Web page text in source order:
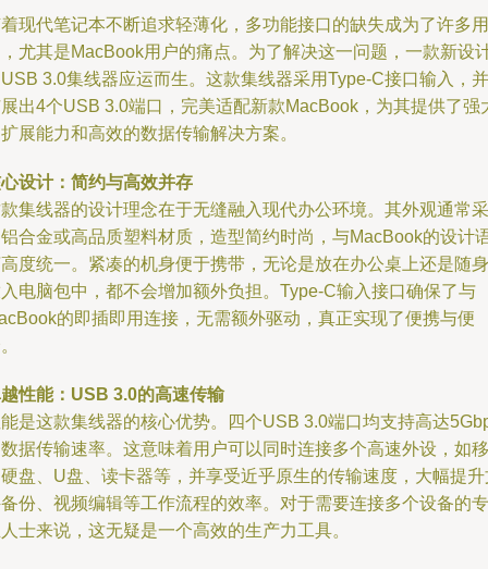
现代笔记本不断追求轻薄化，多功能接口的缺失成为了许多用
尤其是MacBook用户的痛点。为了解决这一问题，一款新设
3.0集线器应运而生。这款集线器采用Type-C接口输入，并
出4个USB 3.0端口，完美适配新款MacBook，为其提供了强
展能力和高效的数据传输解决方案。
设计：简约与高效并存
集线器的设计理念在于无缝融入现代办公环境。其外观通常采
合金或高品质塑料材质，造型简约时尚，与MacBook的设计
度统一。紧凑的机身便于携带，无论是放在办公桌上还是随身
电脑包中，都不会增加额外负担。Type-C输入接口确保了与
的即插即用连接，无需额外驱动，真正实现了便携与便
性能：USB 3.0的高速传输
是这款集线器的核心优势。四个USB 3.0端口均支持高达
据传输速率。这意味着用户可以同时连接多个高速外设，如移
盘、U盘、读卡器等，并享受近乎原生的传输速度，大幅提升
份、视频编辑等工作流程的效率。对于需要连接多个设备的专
士来说，这无疑是一个高效的生产力工具。